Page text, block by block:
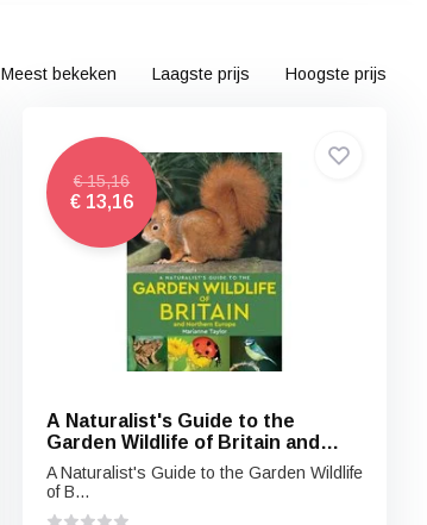
Meest bekeken Laagste prijs Hoogste prijs
€ 15,16
€ 13,16
A Naturalist's Guide to the
Garden Wildlife of Britain and
Northern Europe
A Naturalist's Guide to the Garden Wildlife
of B...